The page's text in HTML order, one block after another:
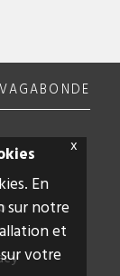
x
En
sur notre
et
votre